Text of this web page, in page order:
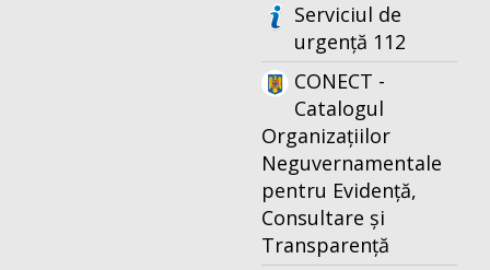
Serviciul de
urgență 112
CONECT -
Catalogul
Organizațiilor
Neguvernamentale
pentru Evidență,
Consultare și
Transparență